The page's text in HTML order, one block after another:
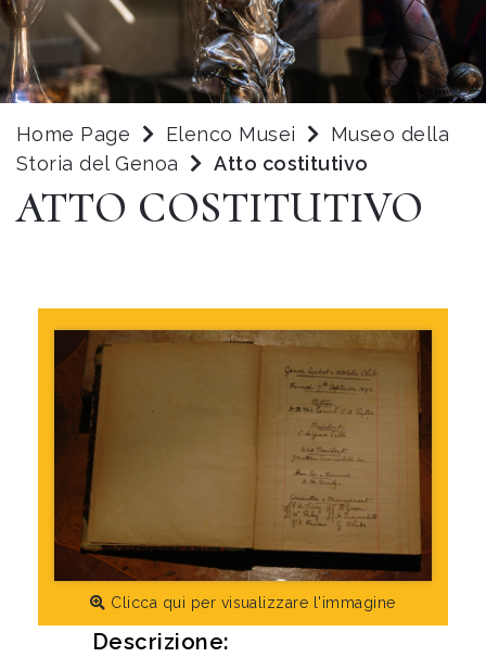
Home Page Elenco Musei
Museo della
Storia del Genoa
Atto costitutivo
ATTO COSTITUTIVO
Clicca qui per visualizzare l'immagine
Descrizione: